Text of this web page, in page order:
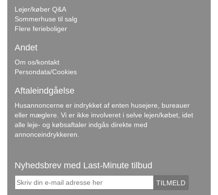
Lejer/køber Q&A
Sommerhuse til salg
Flere ferieboliger
Andet
Om os/kontakt
Persondata/Cookies
Aftaleindgåelse
Husannoncerne er indrykket af enten husejere, bureauer
eller mæglere. Vi er ikke involveret i selve lejen/købet, idet
alle leje- og købsaftaler indgås direkte med
annonceindrykkeren.
Nyhedsbrev med Last-Minute tilbud
TILMELD